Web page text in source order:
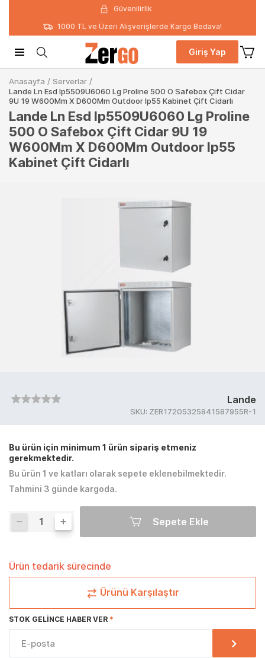
Güvenilirlik
1000 TL ve Üzeri Alışverişlerde Kargo Bedava!
Giriş Yap
Anasayfa / Serverlar /
Lande Ln Esd Ip5509U6060 Lg Proline 500 O Safebox Çift Cidar
9U 19 W600Mm X D600Mm Outdoor Ip55 Kabinet Çift Cidarlı
Lande Ln Esd Ip5509U6060 Lg Proline
500 O Safebox Çift Cidar 9U 19
W600Mm X D600Mm Outdoor Ip55
Kabinet Çift Cidarlı
Lande
SKU: ZER17205325841587955R-1
Bu ürün için minimum 1 ürün sipariş etmeniz
gerekmektedir.
Bu ürün 1 ve katları olarak sepete eklenebilmektedir.
Tahmini 3 günde kargoda.
Sepete Ekle
Ürün tedarik sürecinde
Ürünü Karşılaştır
STOK GELINCE HABER VER